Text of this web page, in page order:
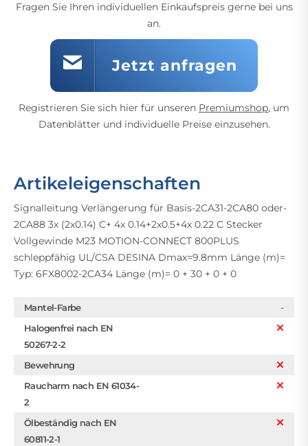
Fragen Sie Ihren individuellen Einkaufspreis gerne bei uns
an.
Jetzt anfragen
Registrieren Sie sich hier für unseren Premiumshop, um
Datenblätter und individuelle Preise einzusehen.
Artikeleigenschaften
Signalleitung Verlängerung für Basis-2CA31-2CA80 oder-
2CA88 3x (2x0.14) C+ 4x 0.14+2x0.5+4x 0.22 C Stecker
Vollgewinde M23 MOTION-CONNECT 800PLUS
schleppfähig UL/CSA DESINA Dmax=9.8mm Länge (m)=
Typ: 6FX8002-2CA34 Länge (m)= 0 + 30 + 0 + 0
Mantel-Farbe -
Halogenfrei nach EN
50267-2-2
Bewehrung
Raucharm nach EN 61034-
2
Ölbeständig nach EN
60811-2-1